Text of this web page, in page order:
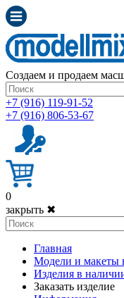
Создаем и продаем
+7 (916) 119-91-52
+7 (916) 806-53-67
0
закрыть ✖
Главная
Модели и макеты
Изделия в
Заказать изделие